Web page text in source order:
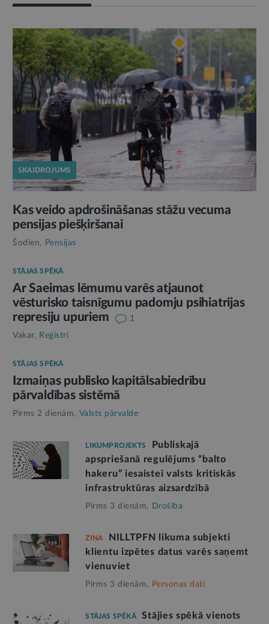
SKAIDROJUMS
Kas veido apdrošināšanas stāžu vecuma
pensijas piešķiršanai
Šodien, Pensijas
STĀJAS SPĒKĀ
Ar Saeimas lēmumu varēs atjaunot
vēsturisko taisnīgumu padomju psihiatrijas
represiju upuriem
1
Vakar, Reģistri
STĀJAS SPĒKĀ
Izmaiņas publisko kapitālsabiedrību
pārvaldības sistēmā
Pirms 2 dienām, Valsts pārvalde
LIKUMPROJEKTS
Publiskajā
apspriešanā regulējums “balto
hakeru” iesaistei valsts kritiskās
infrastruktūras aizsardzībā
Pirms 3 dienām, Drošība
ZIŅA
NILLTPFN likuma subjekti
klientu izpētes datus varēs saņemt
vienuviet
Pirms 3 dienām, Personas dati
STĀJAS SPĒKĀ
Stājies spēkā vienots